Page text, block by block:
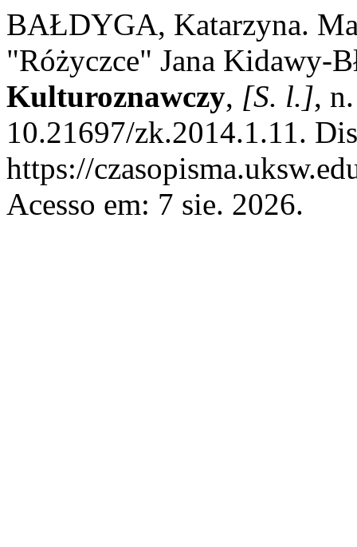
BAŁDYGA, Katarzyna.
"Różyczce" Jana Kidawy-
Kulturoznawczy, [S. l.],
10.21697/zk.2014.1.11.
https://
Acesso em: 7 sie. 2026.